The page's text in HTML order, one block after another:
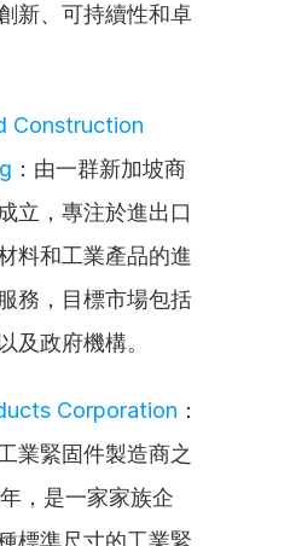
新、可持續性和卓
Construction
：由一群新加坡商
立，專注於進出口
料和工業產品的進
務，目標市場包括
及政府機構。
Corporation ：
業緊固件製造商之
，是一家家族企
標準尺寸的工業緊